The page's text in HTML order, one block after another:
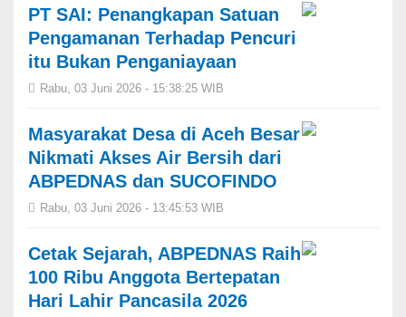
PT SAI: Penangkapan Satuan
Pengamanan Terhadap Pencuri
itu Bukan Penganiayaan
Rabu, 03 Juni 2026 - 15:38:25 WIB
Masyarakat Desa di Aceh Besar
Nikmati Akses Air Bersih dari
ABPEDNAS dan SUCOFINDO
Rabu, 03 Juni 2026 - 13:45:53 WIB
Cetak Sejarah, ABPEDNAS Raih
100 Ribu Anggota Bertepatan
Hari Lahir Pancasila 2026